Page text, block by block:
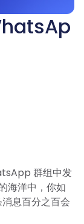
群组中发
海洋中，你如
息百分之百会